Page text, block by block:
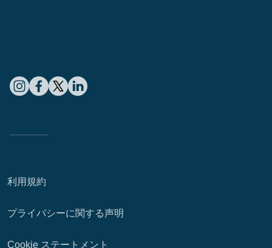
利用規約
プライバシーに関する声明
Cookie ステートメント